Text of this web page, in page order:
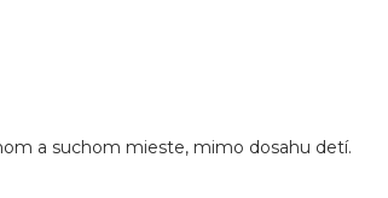
a suchom mieste, mimo dosahu detí.